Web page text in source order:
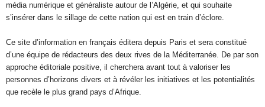
média numérique et généraliste autour de l’Algérie, et qui souhaite
s’insérer dans le sillage de cette nation qui est en train d’éclore.
Ce site d’information en français éditera depuis Paris et sera constitué
d’une équipe de rédacteurs des deux rives de la Méditerranée. De par son
approche éditoriale positive, il cherchera avant tout à valoriser les
personnes d’horizons divers et à révéler les initiatives et les potentialités
que recèle le plus grand pays d’Afrique.